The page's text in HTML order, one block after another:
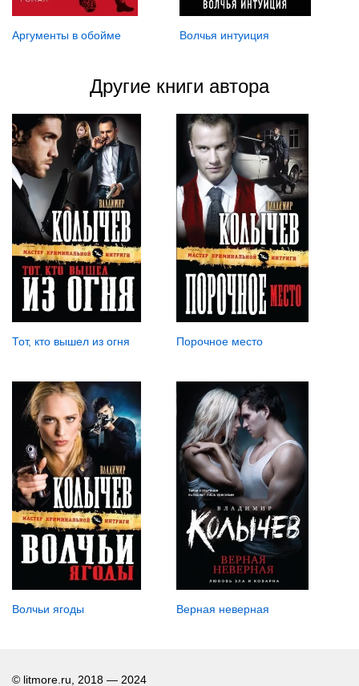
Аргументы в обойме Волчья интуиция
Другие книги автора
Тот, кто вышел из огня Порочное место
Волчьи ягоды Верная неверная
© litmore.ru, 2018 — 2024